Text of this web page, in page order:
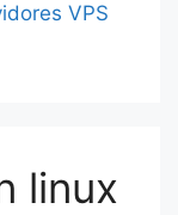
VPS
linux